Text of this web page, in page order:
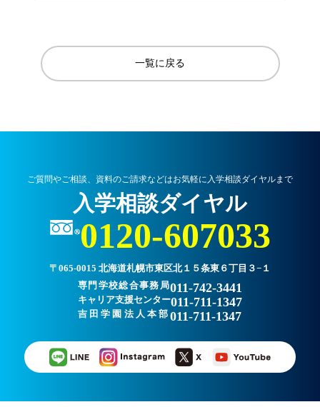
一覧に戻る
ご質問やご相談、資料のご請求などはお気軽に入学相談ダイヤルまで
入学相談ダイヤル
0120-607033
〒065-0015 北海道札幌市東区北１５条東６丁目３−１
専門学校総合事務局011-742-3441
キャリア支援センター011-711-1347
吉田学園法人本部011-711-1347